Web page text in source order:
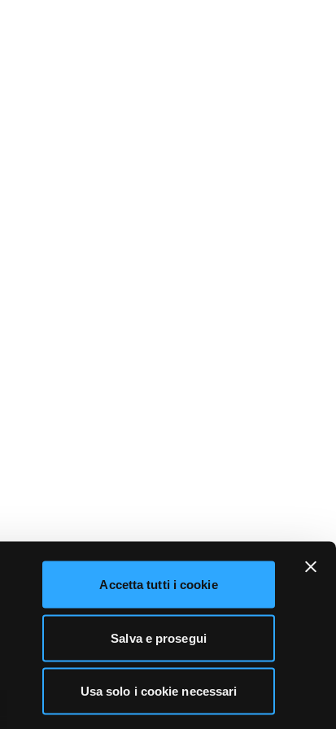
Accetta tutti i cookie
Salva e prosegui
Usa solo i cookie necessari